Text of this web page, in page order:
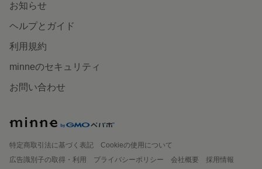
お知らせ
ヘルプとガイド
利用規約
minneのセキュリティ
お問い合わせ
特定商取引法に基づく表記
Cookieの使用について
広告識別子の取得・利用
プライバシーポリシー 会社概要
採用情報